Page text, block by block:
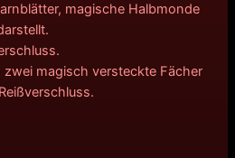
magische Halbmonde
magisch versteckte Fächer